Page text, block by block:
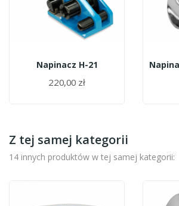
Napinacz H-21
220,00 zł
Z tej samej kategorii
14 innych produktów w tej samej kategorii: